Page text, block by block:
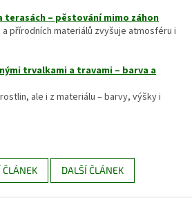
terasách – pěstování mimo záhon
přírodních materiálů zvyšuje atmosféru i
trvalkami a travami – barva a
ale i z materiálu – barvy, výšky i
ČLÁNEK DALŠÍ ČLÁNEK